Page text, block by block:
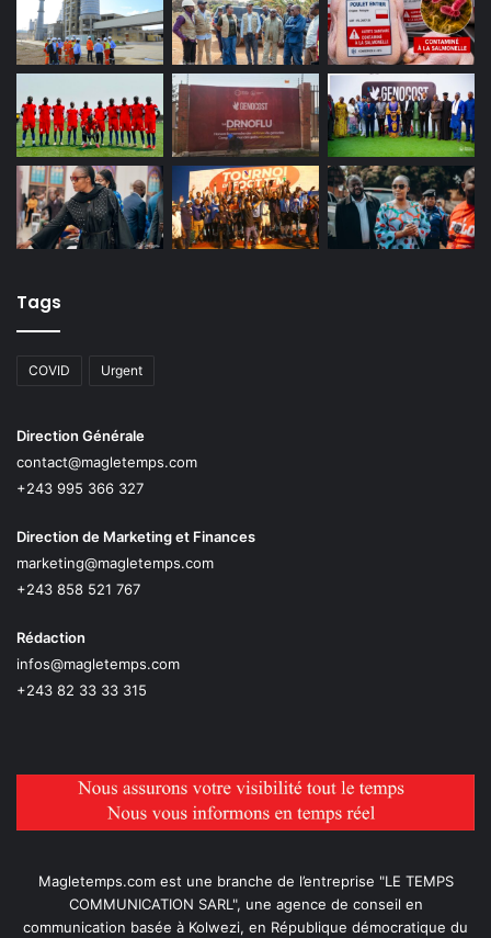
Tags
COVID Urgent
Direction Générale
contact@magletemps.com
+243 995 366 327
Direction de Marketing et Finances
marketing@magletemps.com
+243 858 521 767
Rédaction
infos@magletemps.com
+243 82 33 33 315
Magletemps.com est une branche de l’entreprise "LE TEMPS
COMMUNICATION SARL", une agence de conseil en
communication basée à Kolwezi, en République démocratique du